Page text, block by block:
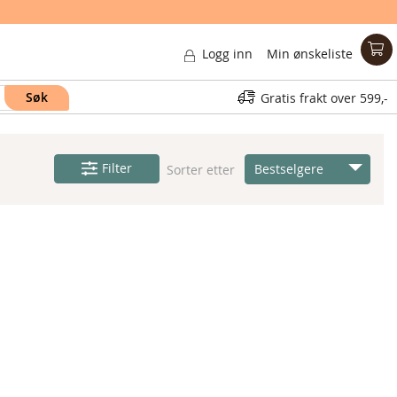
Sorter etter Bestselgere
Filter
Søk Gratis frakt over 599,-
Min ønskeliste
Logg inn